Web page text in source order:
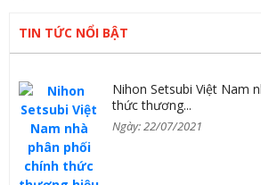
TIN TỨC NỔI BẬT
Nihon Setsubi Việt Nam
thức thương...
Ngày: 22/07/2021